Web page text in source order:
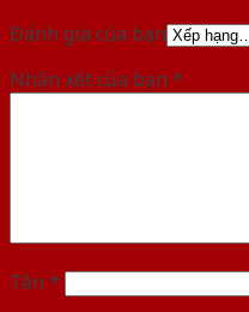
Đánh giá của bạn
Nhận xét của bạn *
Tên *